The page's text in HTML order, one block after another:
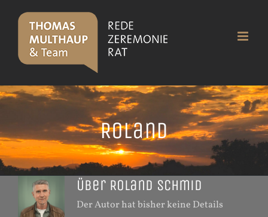
content
Roland
Über Roland Schmid
Der Autor hat bisher keine Details